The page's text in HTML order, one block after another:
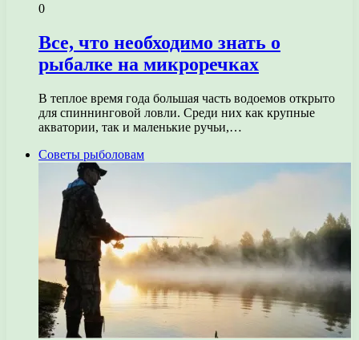
0
Все, что необходимо знать о
рыбалке на микроречках
В теплое время года большая часть водоемов открыто
для спиннинговой ловли. Среди них как крупные
акватории, так и маленькие ручьи,…
Советы рыболовам